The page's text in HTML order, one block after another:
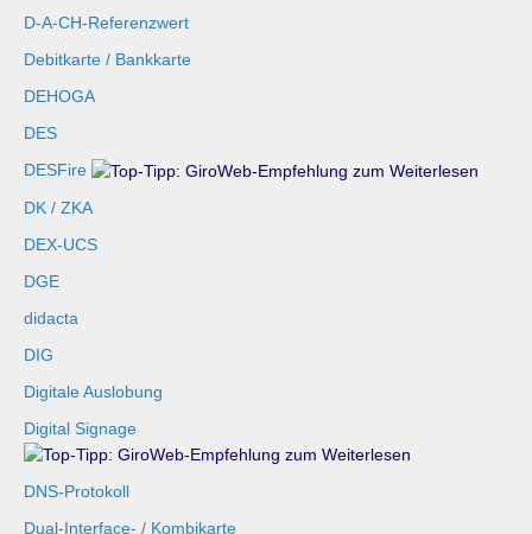
D-A-CH-Referenzwert
Debitkarte / Bankkarte
DEHOGA
DES
DESFire
DK / ZKA
DEX-UCS
DGE
didacta
DIG
Digitale Auslobung
Digital Signage
DNS-Protokoll
Dual-Interface- / Kombikarte